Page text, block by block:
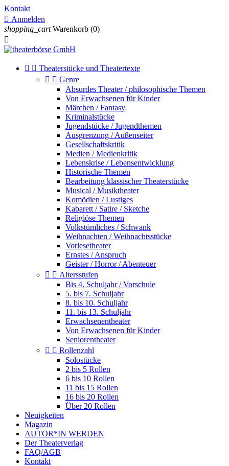
Kontakt
 Anmelden
shopping_cart Warenkorb (0)

  Theaterstücke und Theatertexte
  Genre
Absurdes Theater / philosophische Themen
Von Erwachsenen für Kinder
Märchen / Fantasy
Kriminalstücke
Jugendstücke / Jugendthemen
Ausgrenzung / Außenseiter
Gesellschaftskritik
Medien / Medienkritik
Lebenskrise / Lebensentwicklung
Historische Themen
Bearbeitung klassischer Theaterstücke
Musical / Musiktheater
Komödien / Lustiges
Kabarett / Satire / Sketche
Religiöse Themen
Volkstümliches / Schwank
Weihnachten / Weihnachtsstücke
Vorlesetheater
Ernstes / Anspruch
Geister / Horror / Abenteuer
  Altersstufen
Bis 4. Schuljahr / Vorschule
5. bis 7. Schuljahr
8. bis 10. Schuljahr
11. bis 13. Schuljahr
Erwachsenentheater
Von Erwachsenen für Kinder
Seniorentheater
  Rollenzahl
Solostücke
2 bis 5 Rollen
6 bis 10 Rollen
11 bis 15 Rollen
16 bis 20 Rollen
Über 20 Rollen
Neuigkeiten
Magazin
AUTOR*IN WERDEN
Der Theaterverlag
FAQ/AGB
Kontakt